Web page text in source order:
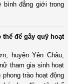
đẳng giới trong
để gây quỹ hoạt
huyện Yên Châu,
tham gia sinh hoạt
trào hoạt động